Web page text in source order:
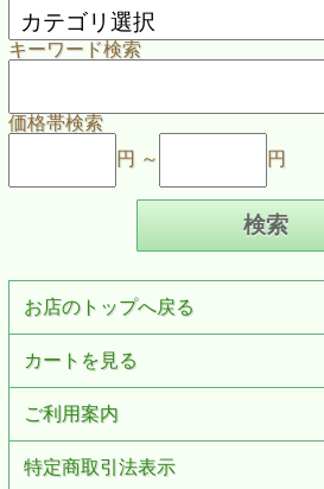
キーワード検索
価格帯検索
円 ～
円
お店のトップへ戻る
カートを見る
ご利用案内
特定商取引法表示